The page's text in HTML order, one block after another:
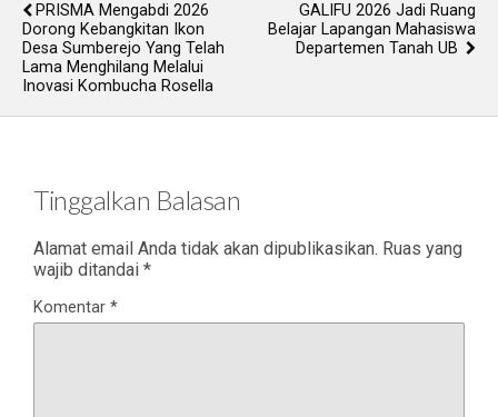
PRISMA Mengabdi 2026
Dorong Kebangkitan Ikon
Desa Sumberejo Yang Telah
Lama Menghilang Melalui
Inovasi Kombucha Rosella
GALIFU 2026 Jadi Ruang
Belajar Lapangan Mahasiswa
Departemen Tanah UB
Tinggalkan Balasan
Alamat email Anda tidak akan dipublikasikan. Ruas yang
wajib ditandai *
Komentar *